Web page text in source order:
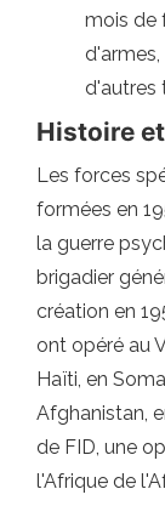
mois de
d'autres
Histoire
Les forces
formées en
la guerre
brigadier
création en
ont opéré au
Haïti, en
Afghanistan,
de FID, une
l'Afrique de